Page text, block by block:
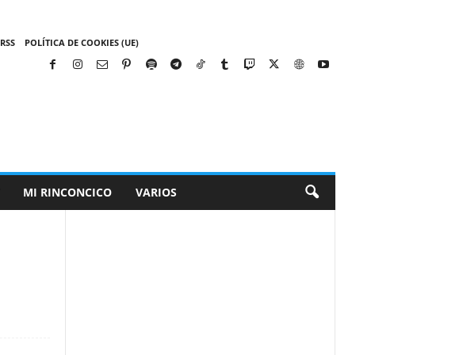
RSS POLÍTICA DE COOKIES (UE)
MI RINCONCICO VARIOS